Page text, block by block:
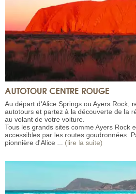
AUTOTOUR CENTRE ROUGE
Au départ d'Alice Springs ou Ayers Rock,
autotours et partez à la découverte de la
au volant de votre voiture.
Tous les grands sites comme Ayers Rock
accessibles par les routes goudronnées.
pionnière d'Alice ... (lire la suite)